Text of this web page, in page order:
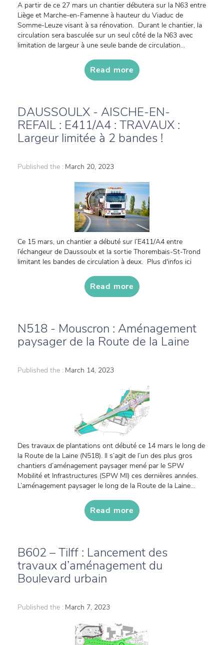
A partir de ce 27 mars un chantier débutera sur la N63 entre
Liège et Marche-en-Famenne à hauteur du Viaduc de
Somme-Leuze visant à sa rénovation. Durant le chantier, la
circulation sera basculée sur un seul côté de la N63 avec
limitation de largeur à une seule bande de circulation...
Read more
DAUSSOULX - AISCHE-EN-
REFAIL : E411/A4 : TRAVAUX :
Largeur limitée à 2 bandes !
Published the : March 20, 2023
Ce 15 mars, un chantier a débuté sur l’E411/A4 entre
l’échangeur de Daussoulx et la sortie Thorembais-St-Trond
limitant les bandes de circulation à deux. Plus d'infos ici
Read more
N518 - Mouscron : Aménagement
paysager de la Route de la Laine
Published the : March 14, 2023
Des travaux de plantations ont débuté ce 14 mars le long de
la Route de la Laine (N518). Il s’agit de l’un des plus gros
chantiers d’aménagement paysager mené par le SPW
Mobilité et Infrastructures (SPW MI) ces dernières années.
L’aménagement paysager le long de la Route de la Laine...
Read more
B602 – Tilff : Lancement des
travaux d’aménagement du
Boulevard urbain
Published the : March 7, 2023